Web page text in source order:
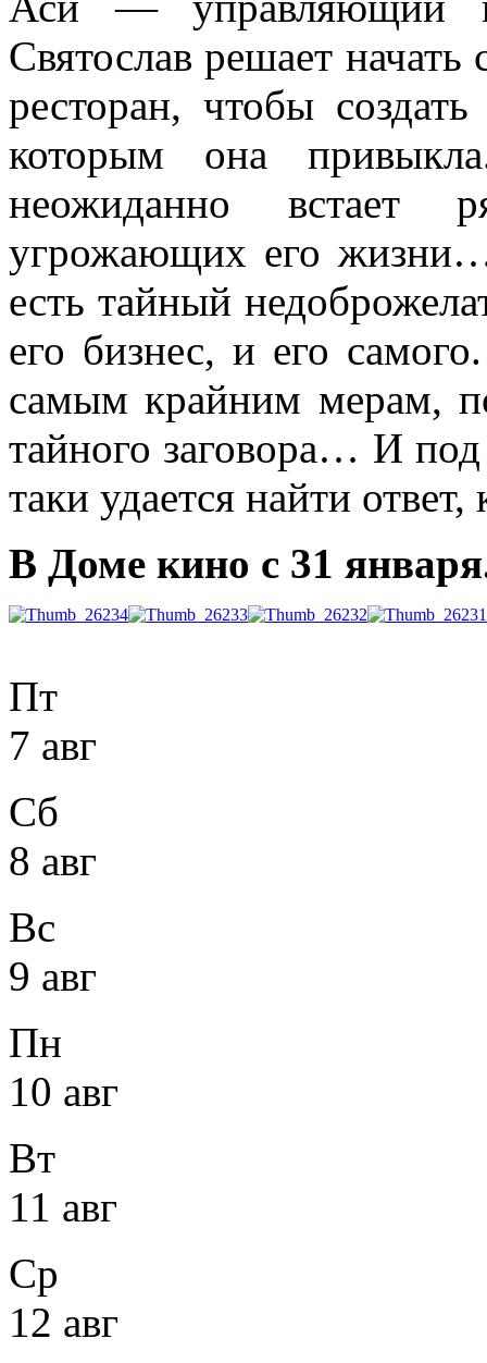
Святослав решает
ресторан, чтобы
которым она
неожиданно встает
угрожающих его
есть тайный
его бизнес, и его
самым крайним мерам,
тайного заговора… И
таки удается найти
В Доме кино с 31
Пт
7 авг
Сб
8 авг
Вс
9 авг
Пн
10 авг
Вт
11 авг
Ср
12 авг